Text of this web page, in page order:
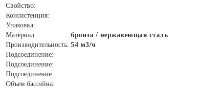
Свойство:
Консистенция:
Упаковка:
Материал:
бронза / нержавеющая сталь
Производительность: 54 м3/ч
Подсоединение:
Подсоединение:
Подсоединение:
Объем бассейна: